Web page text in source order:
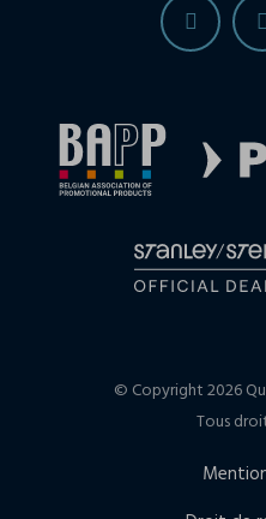
© Copyright 2026
Tous